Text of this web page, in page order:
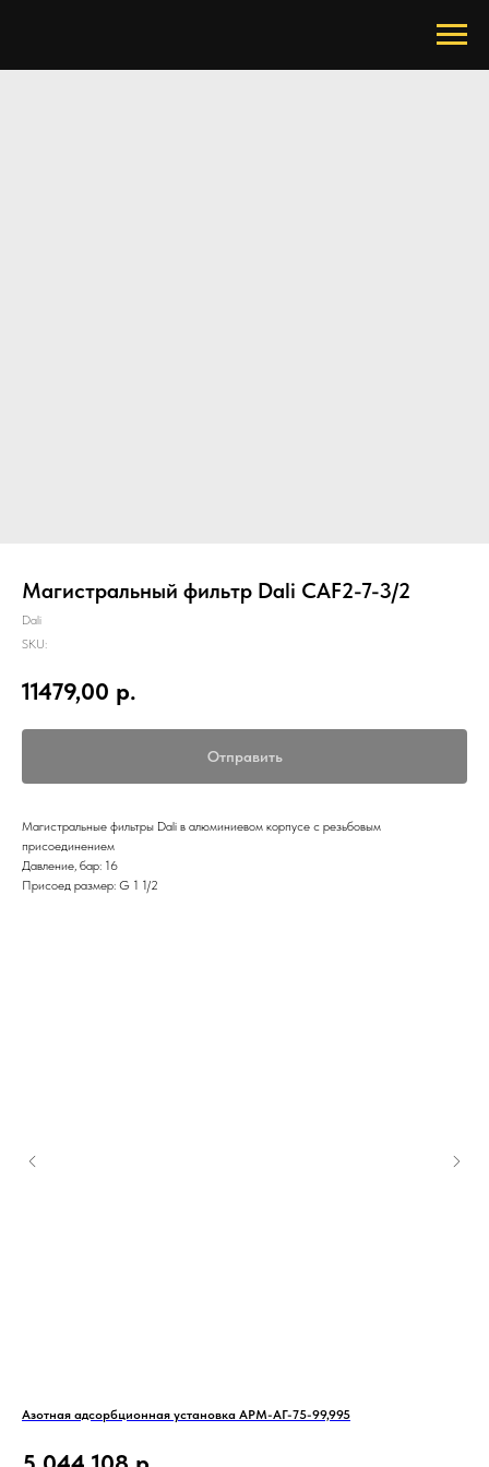
Магистральный фильтр Dali CAF2-7-3/2
Dali
SKU:
11479,00 р.
Отправить
Магистральные фильтры Dali в алюминиевом корпусе с резьбовым
присоединением
Давление, бар: 16
Присоед размер: G 1 1/2
Азотная адсорбционная установка АРМ-АГ-75-99,995